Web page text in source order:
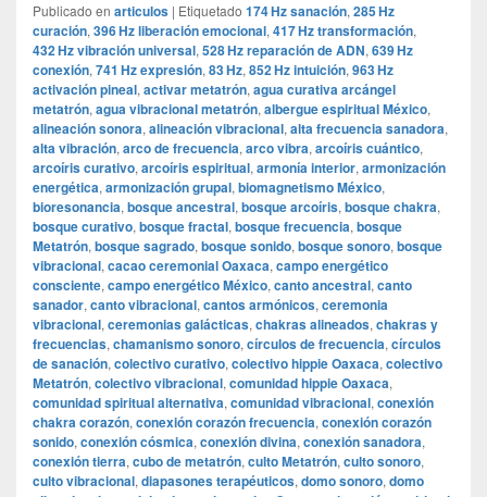
Publicado en articulos | Etiquetado 174 Hz sanación, 285 Hz
curación, 396 Hz liberación emocional, 417 Hz transformación,
432 Hz vibración universal, 528 Hz reparación de ADN, 639 Hz
conexión, 741 Hz expresión, 83 Hz, 852 Hz intuición, 963 Hz
activación pineal, activar metatrón, agua curativa arcángel
metatrón, agua vibracional metatrón, albergue espiritual México,
alineación sonora, alineación vibracional, alta frecuencia sanadora,
alta vibración, arco de frecuencia, arco vibra, arcoíris cuántico,
arcoíris curativo, arcoíris espiritual, armonía interior, armonización
energética, armonización grupal, biomagnetismo México,
bioresonancia, bosque ancestral, bosque arcoíris, bosque chakra,
bosque curativo, bosque fractal, bosque frecuencia, bosque
Metatrón, bosque sagrado, bosque sonido, bosque sonoro, bosque
vibracional, cacao ceremonial Oaxaca, campo energético
consciente, campo energético México, canto ancestral, canto
sanador, canto vibracional, cantos armónicos, ceremonia
vibracional, ceremonias galácticas, chakras alineados, chakras y
frecuencias, chamanismo sonoro, círculos de frecuencia, círculos
de sanación, colectivo curativo, colectivo hippie Oaxaca, colectivo
Metatrón, colectivo vibracional, comunidad hippie Oaxaca,
comunidad spiritual alternativa, comunidad vibracional, conexión
chakra corazón, conexión corazón frecuencia, conexión corazón
sonido, conexión cósmica, conexión divina, conexión sanadora,
conexión tierra, cubo de metatrón, culto Metatrón, culto sonoro,
culto vibracional, diapasones terapéuticos, domo sonoro, domo